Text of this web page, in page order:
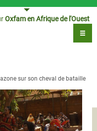
Oxfam en Afrique de l'Ouest
sur son cheval de bataille